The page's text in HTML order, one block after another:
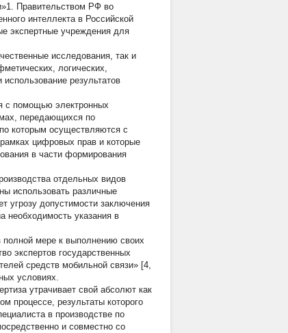
Правительством РФ во
интеллекта в Российской
экспертные учреждения для
исследования, так и
логических,
результатов
с помощью электронных
передающихся по
которым осуществляются с
цифровых прав и которые
в части формирования
отдельных видов
использовать различные
угрозу допустимости заключения
необходимость указания в
полной мере к выполнению своих
экспертов государственных
средств мобильной связи» [4,
условиях.
утрачивает свой абсолют как
процессе, результаты которого
в производстве по
и совместно со